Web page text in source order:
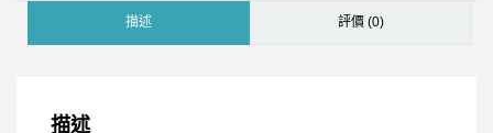
描述 評價 (0)
描述